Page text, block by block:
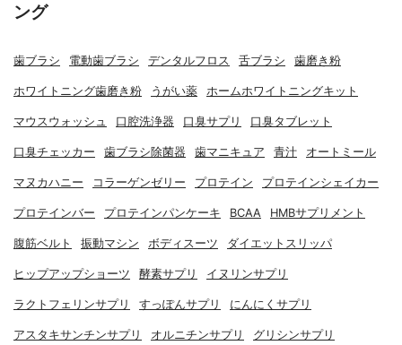
ング
歯ブラシ 電動歯ブラシ デンタルフロス 舌ブラシ 歯磨き粉
ホワイトニング歯磨き粉 うがい薬 ホームホワイトニングキット
マウスウォッシュ 口腔洗浄器 口臭サプリ 口臭タブレット
口臭チェッカー 歯ブラシ除菌器 歯マニキュア 青汁 オートミール
マヌカハニー コラーゲンゼリー プロテイン プロテインシェイカー
プロテインバー プロテインパンケーキ BCAA HMBサプリメント
腹筋ベルト 振動マシン ボディスーツ ダイエットスリッパ
ヒップアップショーツ 酵素サプリ イヌリンサプリ
ラクトフェリンサプリ すっぽんサプリ にんにくサプリ
アスタキサンチンサプリ オルニチンサプリ グリシンサプリ